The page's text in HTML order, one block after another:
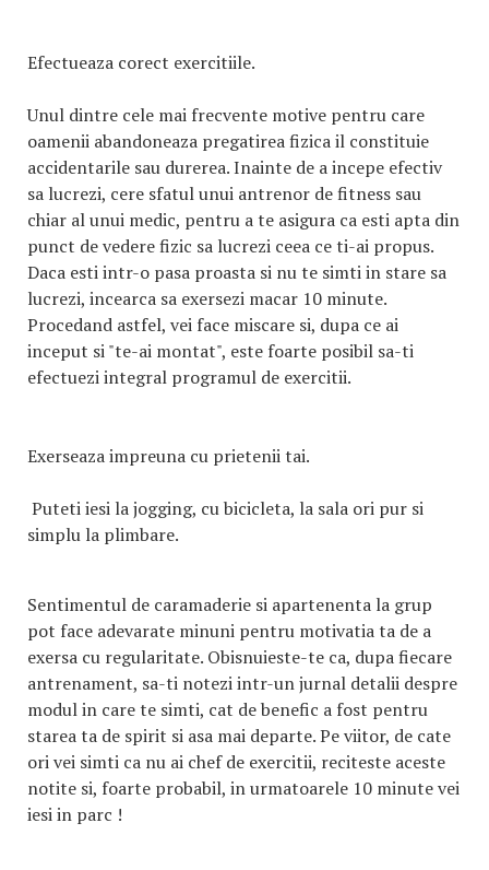
Efectueaza corect exercitiile.
Unul dintre cele mai frecvente motive pentru care
oamenii abandoneaza pregatirea fizica il constituie
accidentarile sau durerea. Inainte de a incepe efectiv
sa lucrezi, cere sfatul unui antrenor de fitness sau
chiar al unui medic, pentru a te asigura ca esti apta din
punct de vedere fizic sa lucrezi ceea ce ti-ai propus.
Daca esti intr-o pasa proasta si nu te simti in stare sa
lucrezi, incearca sa exersezi macar 10 minute.
Procedand astfel, vei face miscare si, dupa ce ai
inceput si "te-ai montat", este foarte posibil sa-ti
efectuezi integral programul de exercitii.
Exerseaza impreuna cu prietenii tai.
Puteti iesi la jogging, cu bicicleta, la sala ori pur si
simplu la plimbare.
Sentimentul de caramaderie si apartenenta la grup
pot face adevarate minuni pentru motivatia ta de a
exersa cu regularitate. Obisnuieste-te ca, dupa fiecare
antrenament, sa-ti notezi intr-un jurnal detalii despre
modul in care te simti, cat de benefic a fost pentru
starea ta de spirit si asa mai departe. Pe viitor, de cate
ori vei simti ca nu ai chef de exercitii, reciteste aceste
notite si, foarte probabil, in urmatoarele 10 minute vei
iesi in parc !